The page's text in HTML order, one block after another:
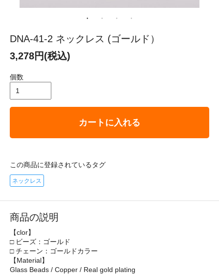
DNA-41-2 ネックレス (ゴールド）
3,278円(税込)
個数
カートに入れる
この商品に登録されているタグ
ネックレス
商品の説明
【clor】
□ ビーズ：ゴールド
□ チェーン：ゴールドカラー
【Material】
Glass Beads / Copper / Real gold plating